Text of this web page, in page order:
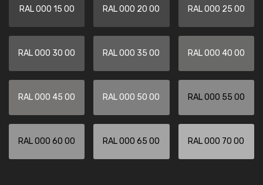
RAL 000 15 00 RAL 000 20 00 RAL 000 25 00
RAL 000 30 00 RAL 000 35 00 RAL 000 40 00
RAL 000 45 00 RAL 000 50 00 RAL 000 55 00
RAL 000 60 00 RAL 000 65 00 RAL 000 70 00